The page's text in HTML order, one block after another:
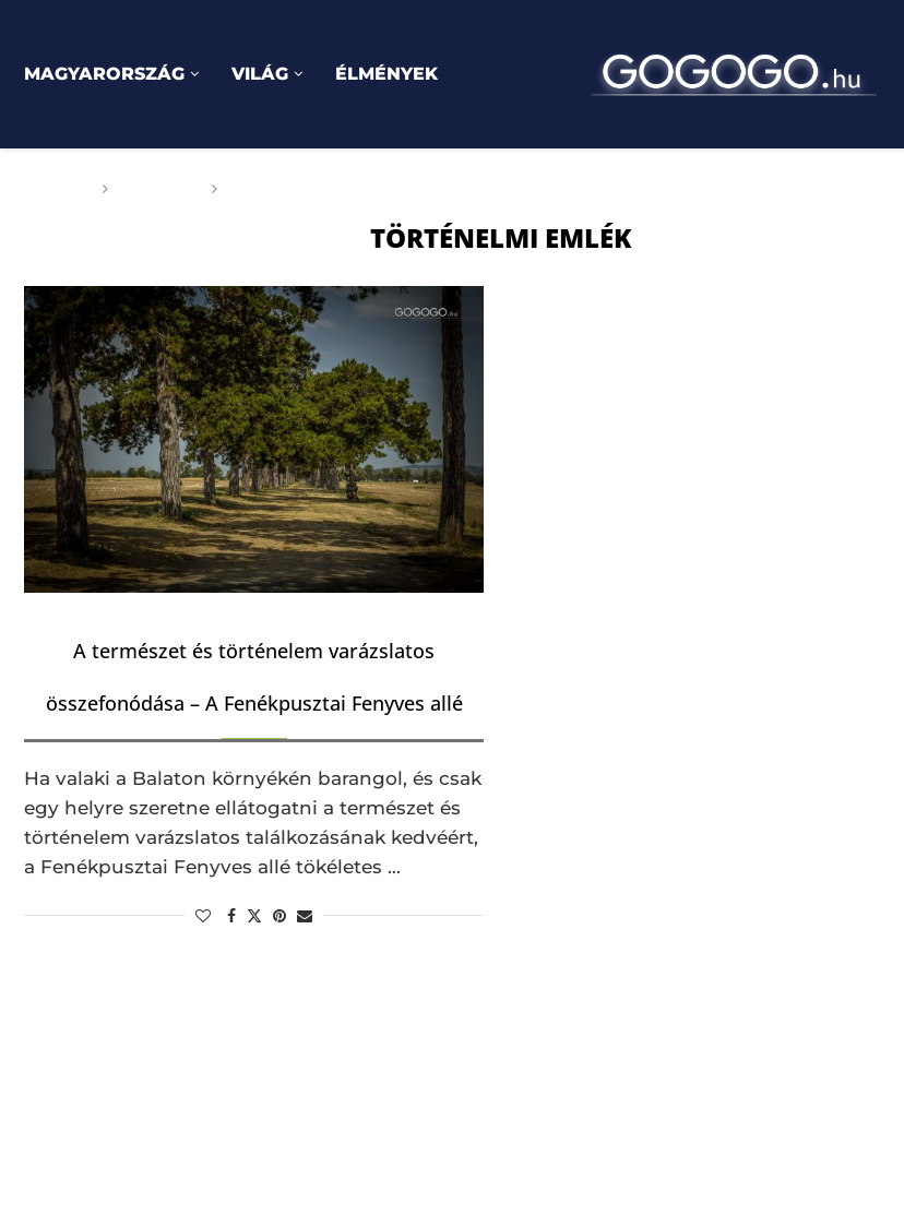
MAGYARORSZÁG VILÁG ÉLMÉNYEK
TÖRTÉNELMI EMLÉK
A természet és történelem varázslatos
összefonódása – A Fenékpusztai Fenyves allé
Ha valaki a Balaton környékén barangol, és csak
egy helyre szeretne ellátogatni a természet és
történelem varázslatos találkozásának kedvéért,
a Fenékpusztai Fenyves allé tökéletes …